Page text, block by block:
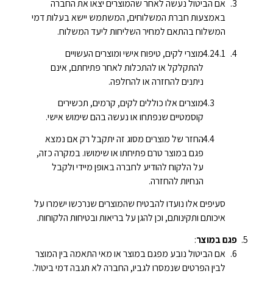
אם הביטול נעשה לאחר שהמוצרים יצאו את החברה
באמצעות חברת המשלוחים, המשתמש יישא בעלות דמי
המשלוח בהתאם למחיר השליחות ליעד המשלוח.
מוצרי לקים, טיפוח אישי ומוצרים העשויים
להתקלקל או להתכלות לאחר פתיחתם, אינם
ניתנים להחזרה או להחלפה.
מוצרים אלו כוללים לקים, קרמים, תכשירים
קוסמטיים שנפתחו או נעשה בהם שימוש אישי.
החזר של מוצרים מסוג זה יתקבל רק אם נמצא
פגם במוצר טרם פתיחתו או שימושו. במקרה כזה,
על הלקוח להודיע לחברה באופן מיידי ולקבל
הנחיות להחזרה.
סעיפים אלו נועדו להבטיח שהמוצרים שנרכשו ישמרו על
איכותם ותקינותם, וכן להגן על בריאות ובטיחות הלקוחות.
פגם במוצר:
אם הביטול נובע מפגם במוצר או מאי התאמה בין המוצר
לבין הפרטים שנמסרו לגביו, החברה לא תגבה דמי ביטול.